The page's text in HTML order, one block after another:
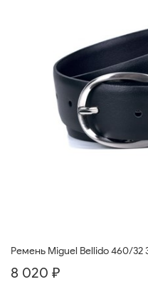
Ремень Miguel Bellido 460/32
8 020 ₽